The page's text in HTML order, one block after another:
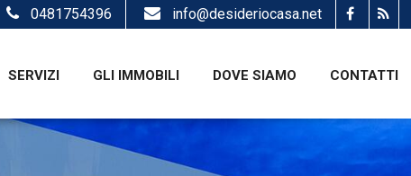
SERVIZI GLI IMMOBILI DOVE SIAMO CONTATTI
info@desideriocasa.net
0481754396